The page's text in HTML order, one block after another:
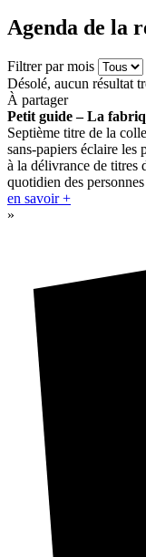
Agenda de la
Filtrer par mois
Désolé, aucun résultat
À partager
Petit guide – La
Septième titre de la
sans-papiers éclaire les
à la délivrance de titres
quotidien des
en savoir +
»